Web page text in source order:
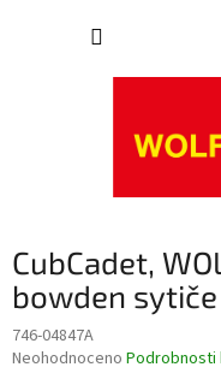
CubCadet,
bowden
746-04847A
Průměrné
Neohodnoceno Podrobnosti